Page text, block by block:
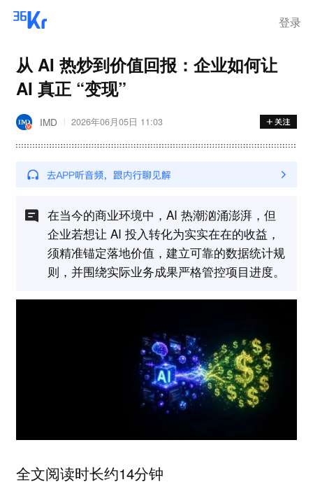
登录
从 AI 热炒到价值回报：企业如何让
AI 真正 “变现”
IMD 2026年06月05日 11:03
在当今的商业环境中，AI 热潮汹涌澎湃，但
企业若想让 AI 投入转化为实实在在的收益，
须精准锚定落地价值，建立可靠的数据统计规
则，并围绕实际业务成果严格管控项目进度。
全文阅读时长约14分钟